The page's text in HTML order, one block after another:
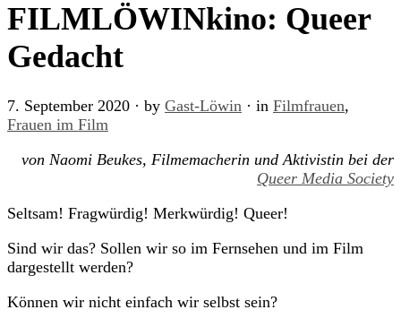
FILMLÖWINkino: Queer
Gedacht
7. September 2020 · by Gast-Löwin · in Filmfrauen,
Frauen im Film
von Naomi Beukes, Filmemacherin und Aktivistin bei der
Queer Media Society
Seltsam! Fragwürdig! Merkwürdig! Queer!
Sind wir das? Sollen wir so im Fernsehen und im Film
dargestellt werden?
Können wir nicht einfach wir selbst sein?